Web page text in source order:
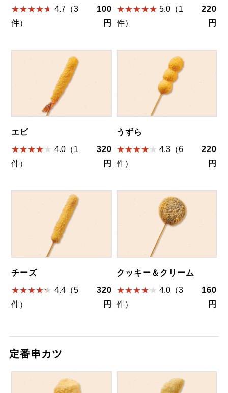
4.7（3
件）
100
円
5.0（1
件）
220
円
エビ
4.0（1
件）
320
円
うずら
4.3（6
件）
220
円
チーズ
4.4（5
件）
320
円
クッキー＆クリーム
4.0（3
件）
160
円
定番串カツ